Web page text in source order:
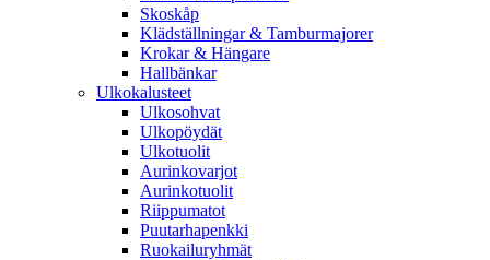
Skoskåp
Klädställningar & Tamburmajorer
Krokar & Hängare
Hallbänkar
Ulkokalusteet
Ulkosohvat
Ulkopöydät
Ulkotuolit
Aurinkovarjot
Aurinkotuolit
Riippumatot
Puutarhapenkki
Ruokailuryhmät